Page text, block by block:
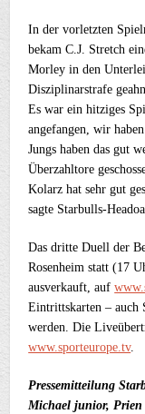
In der vorletzten
bekam C.J. Stretch
Morley in den
Disziplinarstrafe
Es war ein hitziges
angefangen, wir
Jungs haben das gut
Überzahltore
Kolarz hat sehr gut
sagte Starbulls-
Das dritte Duell der
Rosenheim statt (17
ausverkauft, auf
Eintrittskarten – auch
werden. Die
www.sporteurope.tv.
Pressemitteilung
Michael junior, Prien